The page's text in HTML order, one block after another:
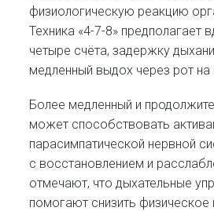
физиологическую реакцию
Техника «4-7-8» предполагает
четыре счёта, задержку
медленный выдох через рот на
Более медленный и
может способствовать
парасимпатической нервной
с восстановлением и
отмечают, что дыхательные
помогают снизить физическое